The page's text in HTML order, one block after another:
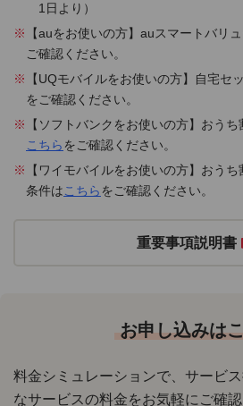
1日より）
※
【auをお使いの方】auスマートバリ
ご確認ください。
※
【UQモバイルをお使いの方】自宅セ
をご確認ください。
※
【ソフトバンクをお使いの方】おう
こちら をご確認ください。
※
【ワイモバイルをお使いの方】おう
条件は こちら をご確認ください。
重要事項説明書
お申し込みは
料金シミュレーションで、サービ
なサービスの料金をお気軽にご確認